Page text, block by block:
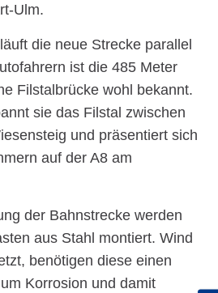
Ulm.
die neue Strecke parallel
ist die 485 Meter
Filstalbrücke wohl bekannt.
sie das Filstal zwischen
und präsentiert sich
auf der A8 am
der Bahnstrecke werden
aus Stahl montiert. Wind
benötigen diese einen
Korrosion und damit